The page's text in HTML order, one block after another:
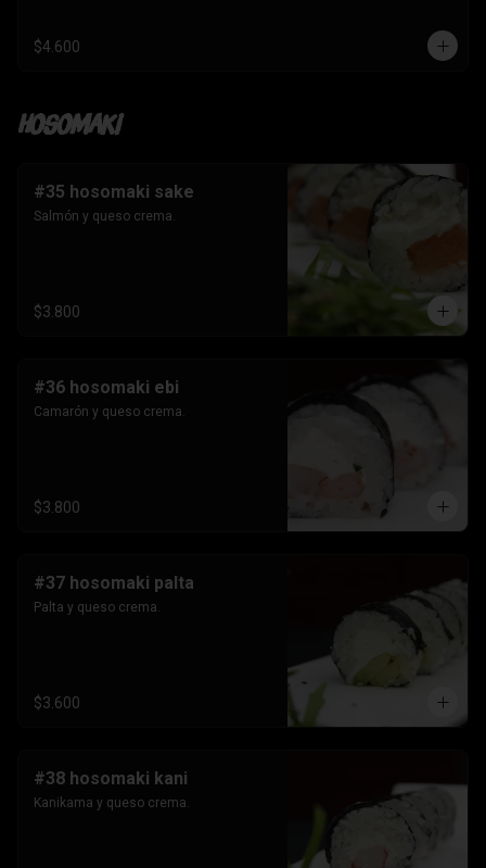
$4.600
Hosomaki
#35 hosomaki sake
Salmón y queso crema.
$3.800
#36 hosomaki ebi
Camarón y queso crema.
$3.800
#37 hosomaki palta
Palta y queso crema.
$3.600
#38 hosomaki kani
Kanikama y queso crema.